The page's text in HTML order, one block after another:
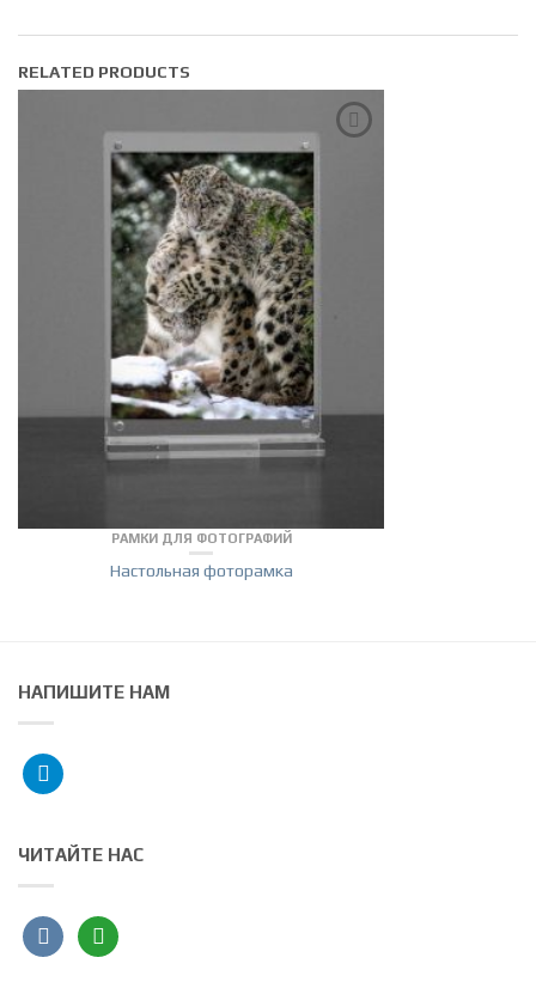
RELATED PRODUCTS
РАМКИ ДЛЯ ФОТОГРАФИЙ
Настольная фоторамка
НАПИШИТЕ НАМ
telegram
ЧИТАЙТЕ НАС
vkontakteangieslist